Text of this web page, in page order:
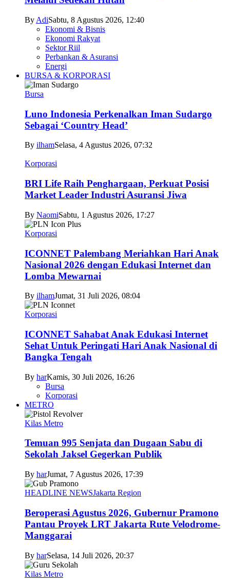
By AdiSabtu, 8 Agustus 2026, 12:40
Ekonomi & Bisnis
Ekonomi Rakyat
Sektor Riil
Perbankan & Asuransi
Energi
BURSA & KORPORASI
Bursa
Luno Indonesia Perkenalkan Iman Sudargo
Sebagai ‘Country Head’
By ilhamSelasa, 4 Agustus 2026, 07:32
Korporasi
BRI Life Raih Penghargaan, Perkuat Posisi
Market Leader Industri Asuransi Jiwa
By NaomiSabtu, 1 Agustus 2026, 17:27
Korporasi
ICONNET Palembang Meriahkan Hari Anak
Nasional 2026 dengan Edukasi Internet dan
Lomba Mewarnai
By ilhamJumat, 31 Juli 2026, 08:04
Korporasi
ICONNET Sahabat Anak Edukasi Internet
Sehat Untuk Peringati Hari Anak Nasional di
Bangka Tengah
By harKamis, 30 Juli 2026, 16:26
Bursa
Korporasi
METRO
Kilas Metro
Temuan 995 Senjata dan Dugaan Sabu di
Sekolah Jaksel Gegerkan Publik
By harJumat, 7 Agustus 2026, 17:39
HEADLINE NEWSJakarta Region
Beroperasi Agustus 2026, Gubernur Pramono
Pantau Proyek LRT Jakarta Rute Velodrome-
Manggarai
By harSelasa, 14 Juli 2026, 20:37
Kilas Metro